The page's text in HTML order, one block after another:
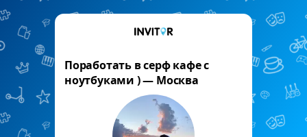
Поработать в серф кафе с
ноутбуками ) — Москва